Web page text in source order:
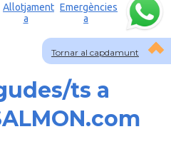
Tornar al capdamunt
Allotjament
a
Emergències
a
ts a